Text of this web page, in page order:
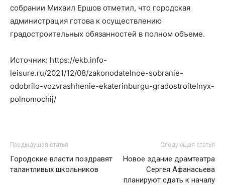
собрании Михаил Ершов отметил, что городская
администрация готова к осуществлению
градостроительных обязанностей в полном объеме.
Источник: https://ekb.info-
leisure.ru/2021/12/08/zakonodatelnoe-sobranie-
odobrilo-vozvrashhenie-ekaterinburgu-gradostroitelnyx-
polnomochij/
Предыдущая статья
Городские власти поздравят
талантливых школьников
Следующая статья
Новое здание драмтеатра
Сергея Афанасьева
планируют сдать к началу